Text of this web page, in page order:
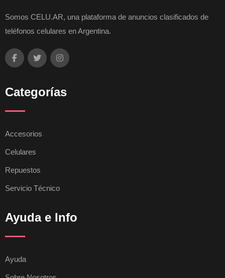
Somos CELU.AR, una plataforma de anuncios clasificados de
teléfonos celulares en Argentina.
Categorías
Accesorios
Celulares
Repuestos
Servicio Técnico
Ayuda e Info
Ayuda